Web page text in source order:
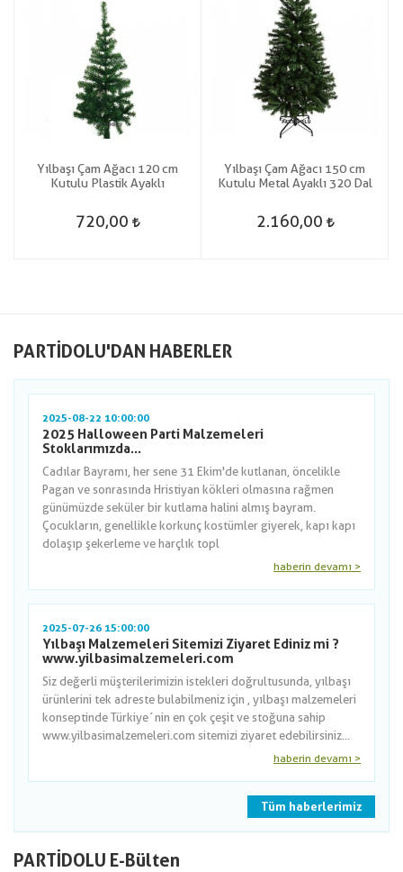
Yılbaşı Çam Ağacı 120 cm
Kutulu Plastik Ayaklı
720,00
Yılbaşı Çam Ağacı 150 cm
Kutulu Metal Ayaklı 320 Dal
2.160,00
PARTIDOLU'DAN HABERLER
2025-08-22 10:00:00
2025 Halloween Parti Malzemeleri
Stoklarımızda...
Cadılar Bayramı, her sene 31 Ekim'de kutlanan, öncelikle
Pagan ve sonrasında Hristiyan kökleri olmasına rağmen
günümüzde seküler bir kutlama halini almış bayram.
Çocukların, genellikle korkunç kostümler giyerek, kapı kapı
dolaşıp şekerleme ve harçlık topl
haberin devamı >
2025-07-26 15:00:00
Yılbaşı Malzemeleri Sitemizi Ziyaret Ediniz mi ?
www.yilbasimalzemeleri.com
Siz değerli müşterilerimizin istekleri doğrultusunda, yılbaşı
ürünlerini tek adreste bulabilmeniz için , yılbaşı malzemeleri
konseptinde Türkiye´nin en çok çeşit ve stoğuna sahip
www.yilbasimalzemeleri.com sitemizi ziyaret edebilirsiniz...
haberin devamı >
Tüm haberlerimiz
PARTİDOLU E-Bülten